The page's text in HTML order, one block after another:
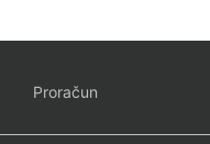
Proračun